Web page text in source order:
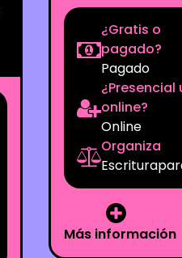
¿Gratis o
pagado?
Pagado
¿Presencial
online?
Online
Organiza
Más información